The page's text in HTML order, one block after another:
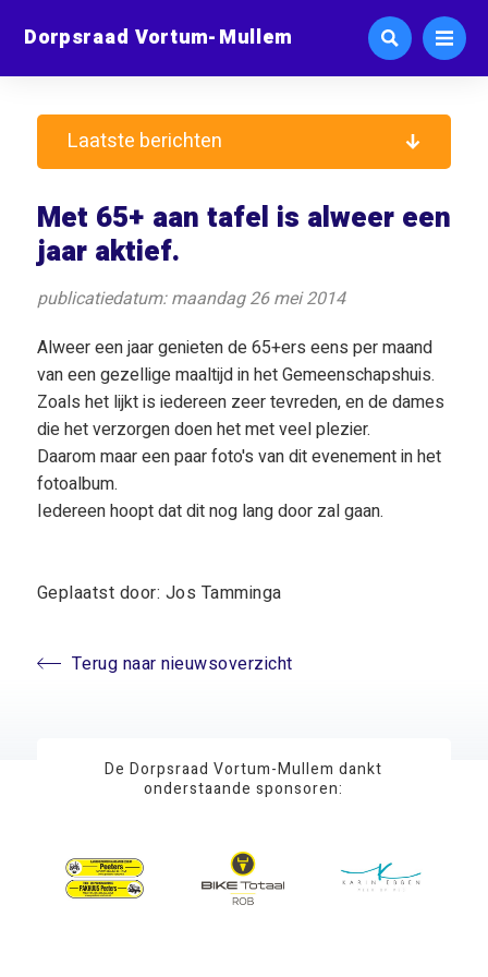
Dorpsraad Vortum-Mullem
Met 65+ aan tafel is alweer een
jaar aktief.
publicatiedatum: maandag 26 mei 2014
Alweer een jaar genieten de 65+ers eens per maand
van een gezellige maaltijd in het Gemeenschapshuis.
Zoals het lijkt is iedereen zeer tevreden, en de dames
die het verzorgen doen het met veel plezier.
Daarom maar een paar foto's van dit evenement in het
fotoalbum.
Iedereen hoopt dat dit nog lang door zal gaan.
Geplaatst door: Jos Tamminga
Terug naar nieuwsoverzicht
Laatste berichten
De Dorpsraad Vortum-Mullem dankt
onderstaande sponsoren: